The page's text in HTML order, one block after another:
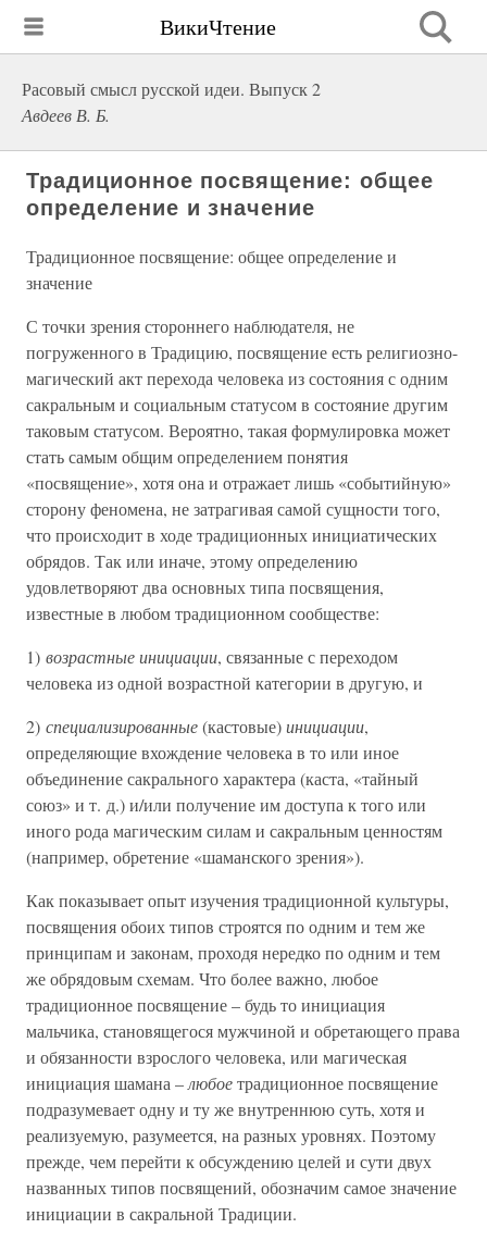
ВикиЧтение
Расовый смысл русской идеи. Выпуск 2
Авдеев В. Б.
Традиционное посвящение: общее
определение и значение
Традиционное посвящение: общее определение и
значение
С точки зрения стороннего наблюдателя, не
погруженного в Традицию, посвящение есть религиозно-
магический акт перехода человека из состояния с одним
сакральным и социальным статусом в состояние другим
таковым статусом. Вероятно, такая формулировка может
стать самым общим определением понятия
«посвящение», хотя она и отражает лишь «событийную»
сторону феномена, не затрагивая самой сущности того,
что происходит в ходе традиционных инициатических
обрядов. Так или иначе, этому определению
удовлетворяют два основных типа посвящения,
известные в любом традиционном сообществе:
1) возрастные инициации, связанные с переходом
человека из одной возрастной категории в другую, и
2) специализированные(кастовые)инициации,
определяющие вхождение человека в то или иное
объединение сакрального характера (каста, «тайный
союз» и т. д.) и/или получение им доступа к того или
иного рода магическим силам и сакральным ценностям
(например, обретение «шаманского зрения»).
Как показывает опыт изучения традиционной культуры,
посвящения обоих типов строятся по одним и тем же
принципам и законам, проходя нередко по одним и тем
же обрядовым схемам. Что более важно, любое
традиционное посвящение – будь то инициация
мальчика, становящегося мужчиной и обретающего права
и обязанности взрослого человека, или магическая
инициация шамана –любоетрадиционное посвящение
подразумевает одну и ту же внутреннюю суть, хотя и
реализуемую, разумеется, на разных уровнях. Поэтому
прежде, чем перейти к обсуждению целей и сути двух
названных типов посвящений, обозначим самое значение
инициации в сакральной Традиции.